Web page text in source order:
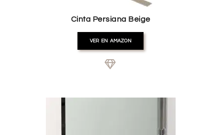
Cinta Persiana Beige
VER EN AMAZON